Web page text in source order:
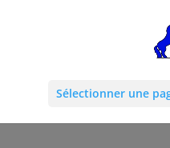
Sélectionner une